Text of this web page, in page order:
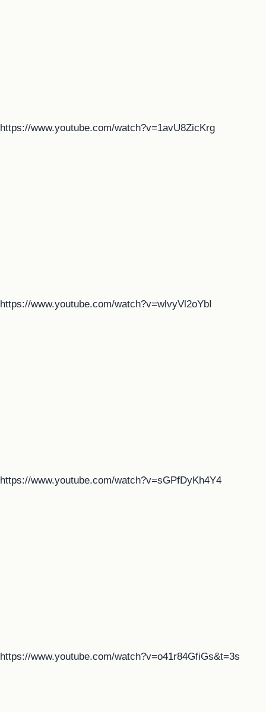
https://www.youtube.com/watch?v=1avU8ZicKrg
https://www.youtube.com/watch?v=wlvyVl2oYbI
https://www.youtube.com/watch?v=sGPfDyKh4Y4
https://www.youtube.com/watch?v=o41r84GfiGs&t=3s